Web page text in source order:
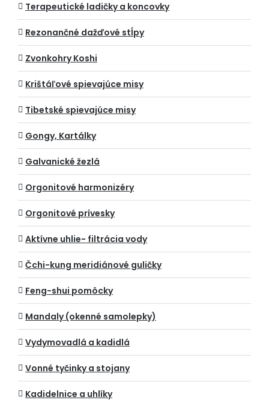
Terapeutické ladičky a koncovky
Rezonančné dažďové stĺpy
Zvonkohry Koshi
Krištáľové spievajúce misy
Tibetské spievajúce misy
Gongy, Kartálky
Galvanické žezlá
Orgonitové harmonizéry
Orgonitové prívesky
Aktívne uhlie- filtrácia vody
Čchi-kung meridiánové guličky
Feng-shui pomôcky
Mandaly (okenné samolepky)
Vydymovadlá a kadidlá
Vonné tyčinky a stojany
Kadidelnice a uhlíky